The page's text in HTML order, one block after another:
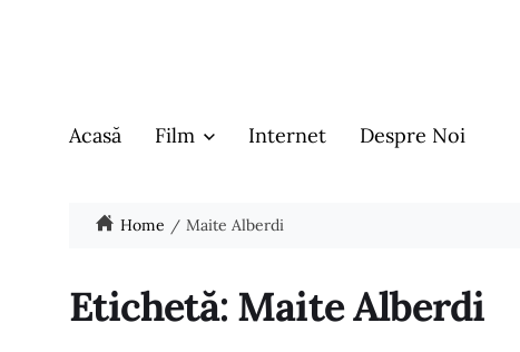
Acasă Film Internet Despre Noi
Home Maite Alberdi
Etichetă: Maite Alberdi